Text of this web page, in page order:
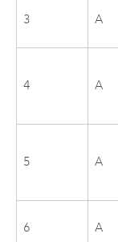
3 A
4 A
5 A
6 A